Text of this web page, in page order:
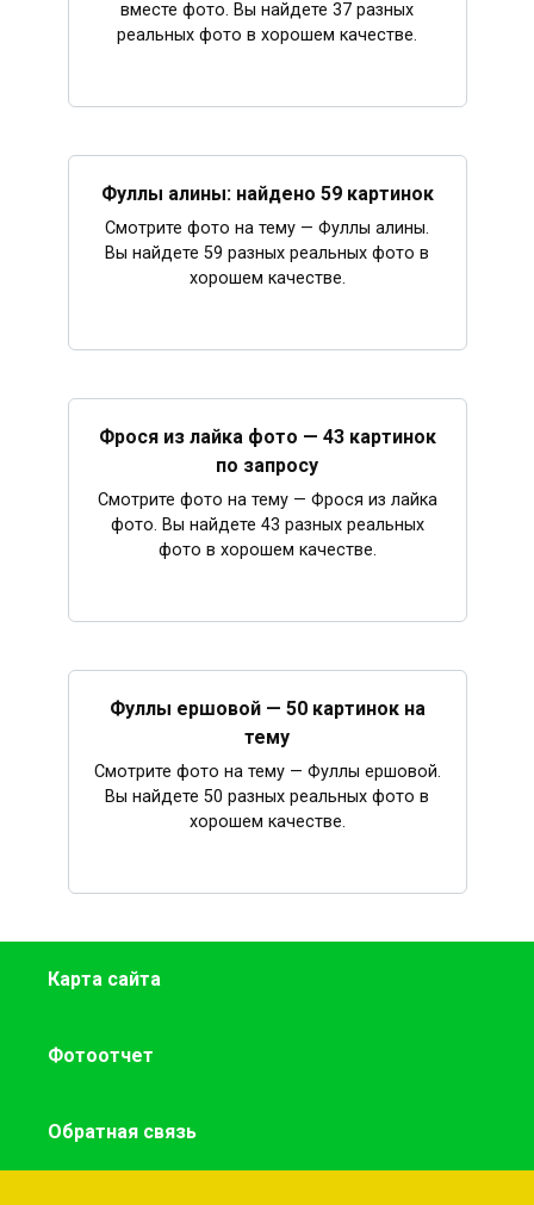
вместе фото. Вы найдете 37 разных
реальных фото в хорошем качестве.
Фуллы алины: найдено 59 картинок
Смотрите фото на тему — Фуллы алины.
Вы найдете 59 разных реальных фото в
хорошем качестве.
Фрося из лайка фото — 43 картинок
по запросу
Смотрите фото на тему — Фрося из лайка
фото. Вы найдете 43 разных реальных
фото в хорошем качестве.
Фуллы ершовой — 50 картинок на
тему
Смотрите фото на тему — Фуллы ершовой.
Вы найдете 50 разных реальных фото в
хорошем качестве.
Карта сайта
Фотоотчет
Обратная связь